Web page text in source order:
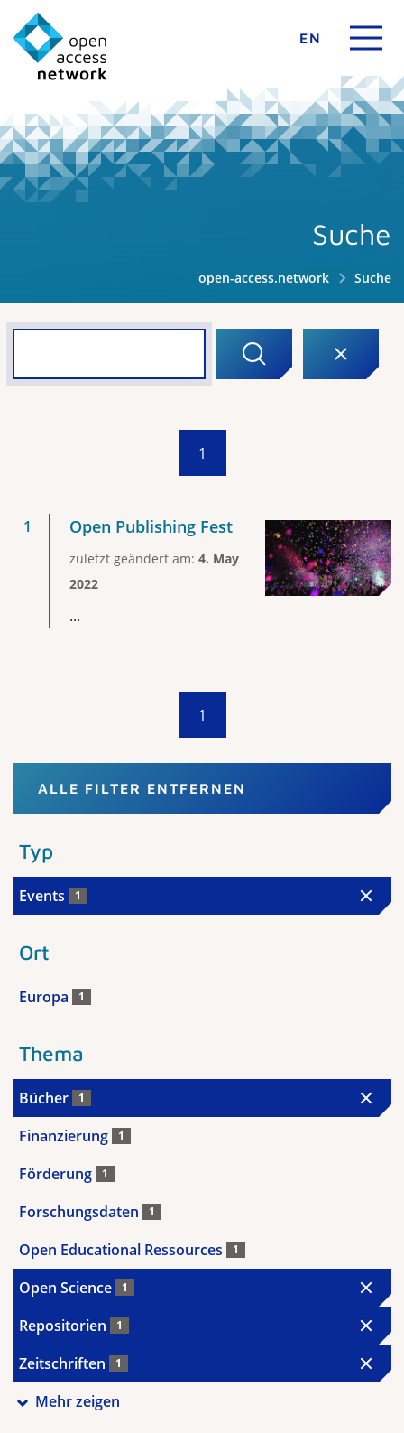
EN
Suche
open-access.network Suche
1
Open Publishing Fest
zuletzt geändert am: 4. May
2022
...
1
ALLE FILTER ENTFERNEN
Typ
Events 1
Ort
Europa 1
Thema
Bücher 1
Finanzierung 1
Förderung 1
Forschungsdaten 1
Open Educational Ressources 1
Open Science 1
Repositorien 1
Zeitschriften 1
Mehr zeigen